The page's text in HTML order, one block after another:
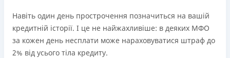
Навіть один день прострочення позначиться на вашій
кредитній історії. І це не найжахливіше: в деяких МФО
за кожен день несплати може нараховуватися штраф до
2% від усього тіла кредиту.